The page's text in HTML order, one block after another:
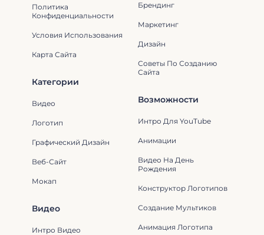
Политика
Конфиденциальности
Условия Использования
Карта Сайта
Брендинг
Маркетинг
Дизайн
Советы По Созданию
Сайта
Категории
Видео
Логотип
Графический Дизайн
Веб-Сайт
Мокап
Возможности
Интро Для YouTube
Анимации
Видео На День
Рождения
Конструктор Логотипов
Создание Мультиков
Анимация Логотипа
Видео
Интро Видео